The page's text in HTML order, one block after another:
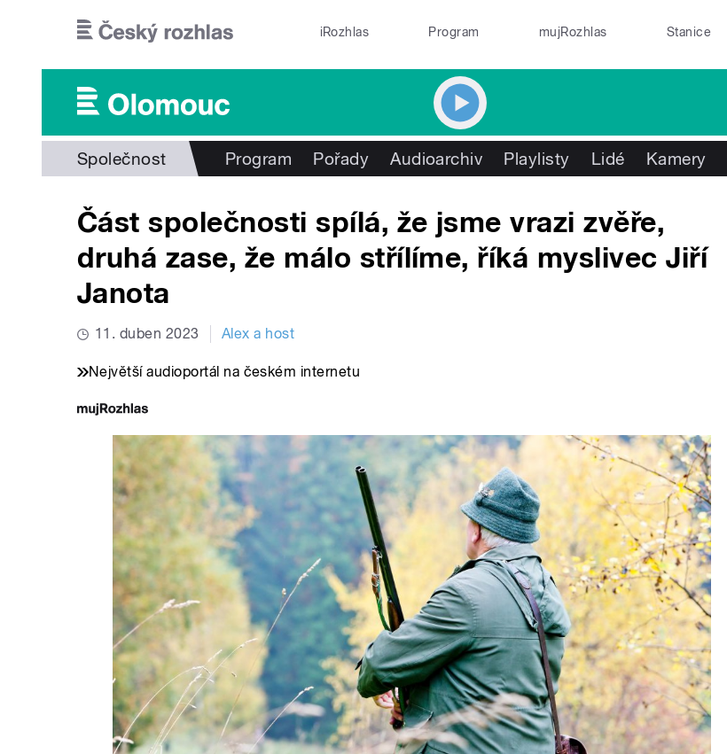
iRozhlas Program mujRozhlas Stanice
Společnost Program Pořady Audioarchiv Playlisty Lidé Kamery
Část společnosti spílá, že jsme vrazi zvěře,
druhá zase, že málo střílíme, říká myslivec Jiří
Janota
11. duben 2023 Alex a host
Největší audioportál na českém internetu